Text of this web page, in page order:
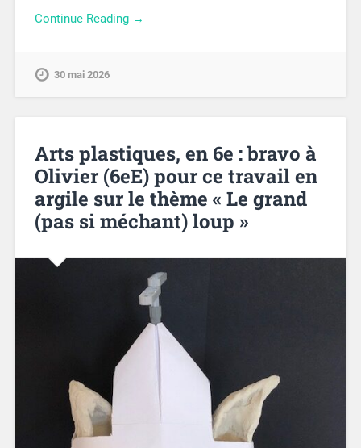
Continue Reading →
30 mai 2026
Arts plastiques, en 6e : bravo à
Olivier (6eE) pour ce travail en
argile sur le thème « Le grand
(pas si méchant) loup »